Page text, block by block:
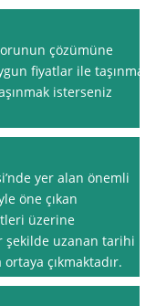
çözümüne
fiyatlar ile taşınma
isterseniz
yer alan önemli
öne çıkan
üzerine
şekilde uzanan tarihi
çıkmaktadır.